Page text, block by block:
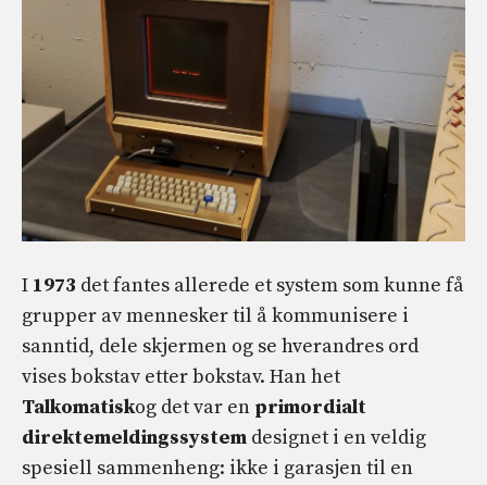
I 1973 det fantes allerede et system som kunne få
grupper av mennesker til å kommunisere i
sanntid, dele skjermen og se hverandres ord
vises bokstav etter bokstav. Han het
Talkomatiskog det var en primordialt
direktemeldingssystem designet i en veldig
spesiell sammenheng: ikke i garasjen til en